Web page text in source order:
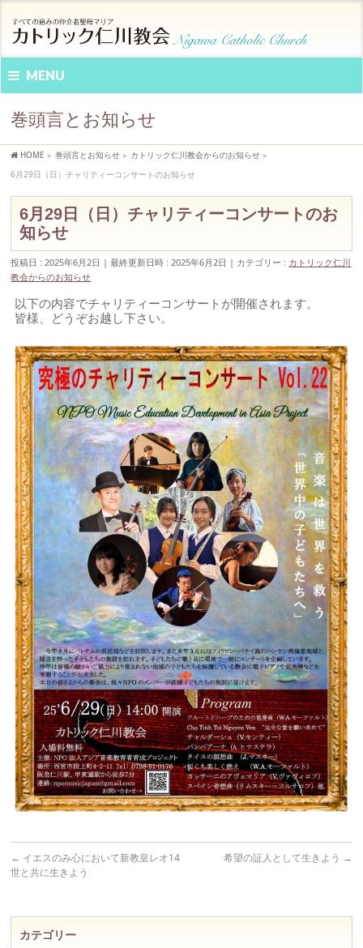
MENU
巻頭言とお知らせ
HOME » 巻頭言とお知らせ » カトリック仁川教会からのお知らせ »
6月29日（日）チャリティーコンサートのお知らせ
6月29日（日）チャリティーコンサートのお
知らせ
投稿日 : 2025年6月2日 最終更新日時 : 2025年6月2日 カテゴリー : カトリック仁川
教会からのお知らせ
以下の内容でチャリティーコンサートが開催されます。
皆様、どうぞお越し下さい。
← イエスのみ心において新教皇レオ14
世と共に生きよう
希望の証人として生きよう →
カテゴリー